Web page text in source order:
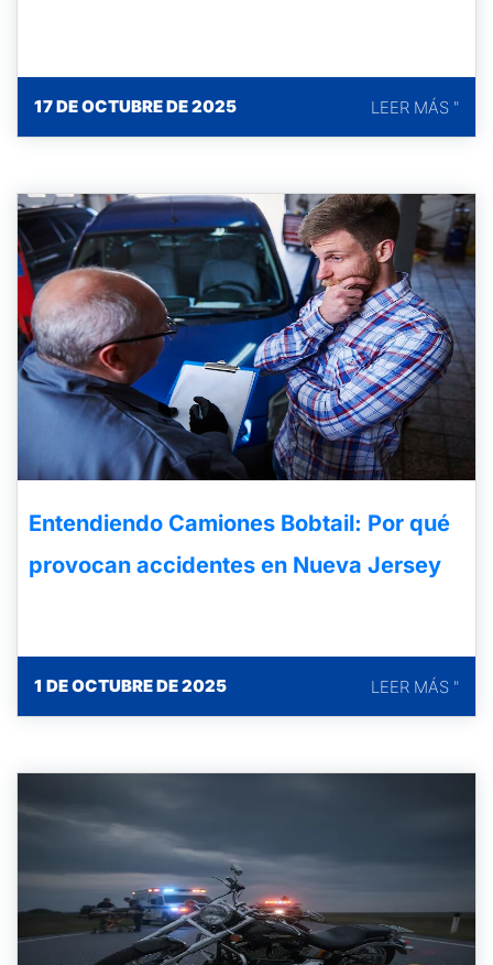
17 DE OCTUBRE DE 2025 LEER MÁS "
Entendiendo Camiones Bobtail: Por qué
provocan accidentes en Nueva Jersey
1 DE OCTUBRE DE 2025 LEER MÁS "